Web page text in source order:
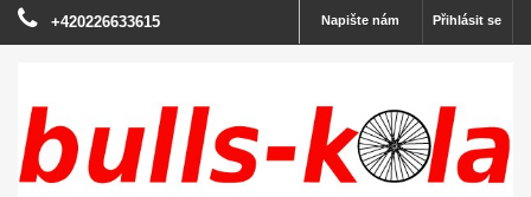
Přihlásit se
Napište nám
+420226633615